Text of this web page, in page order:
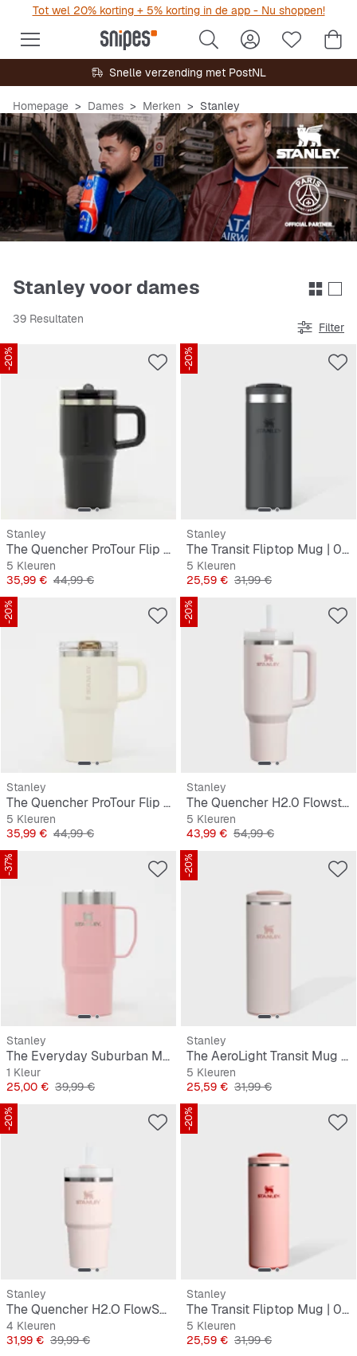
Tot wel 20% korting + 5% korting in de app - Nu shoppen!
Snelle verzending met PostNL
Homepage Dames Merken Stanley
Stanley voor dames
39 Resultaten
Filter
-20%
Stanley
The Quencher ProTour Flip Straw Tumbler | 0,6L
5 Kleuren
Prijs
35,99 € Originele Prijs
44,99 €
-20%
Stanley
The Transit Fliptop Mug | 0,35L
5 Kleuren
Prijs
25,59 € Originele Prijs
31,99 €
-20%
Stanley
The Quencher ProTour Flip Straw Tumbler | 0,6L
5 Kleuren
Prijs
35,99 € Originele Prijs
44,99 €
-20%
Stanley
The Quencher H2.0 Flowstate Tumbler | 1,2L
5 Kleuren
Prijs
43,99 € Originele Prijs
54,99 €
-37%
Stanley
The Everyday Suburban Mug | 0.47L
1 Kleur
Prijs
25,00 € Originele Prijs
39,99 €
-20%
Stanley
The AeroLight Transit Mug | 0,35L
5 Kleuren
Prijs
25,59 € Originele Prijs
31,99 €
-20%
Stanley
The Quencher H2.O FlowState Tumbler | 0,6L
4 Kleuren
Prijs
31,99 € Originele Prijs
39,99 €
-20%
Stanley
The Transit Fliptop Mug | 0.35L
5 Kleuren
Prijs
25,59 € Originele Prijs
31,99 €